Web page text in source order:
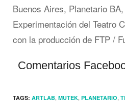
Buenos Aires, Planetario
Experimentación del Teatro
con la producción de FTP /
Comentarios
TAGS: ARTLAB, MUTEK, PLANETARIO,